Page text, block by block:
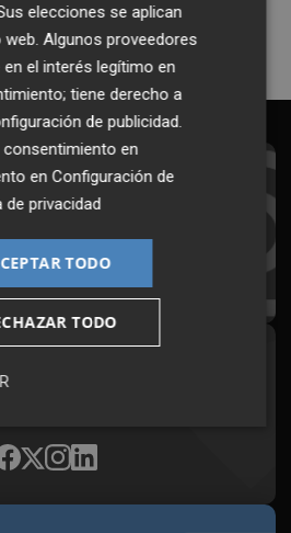
al Boletín
suscribirme!
en redes
elecciones se aplican
Algunos proveedores
el interés legítimo en
tiene derecho a
de publicidad.
en
enConfiguración de
de privacidad
TODO
TODO